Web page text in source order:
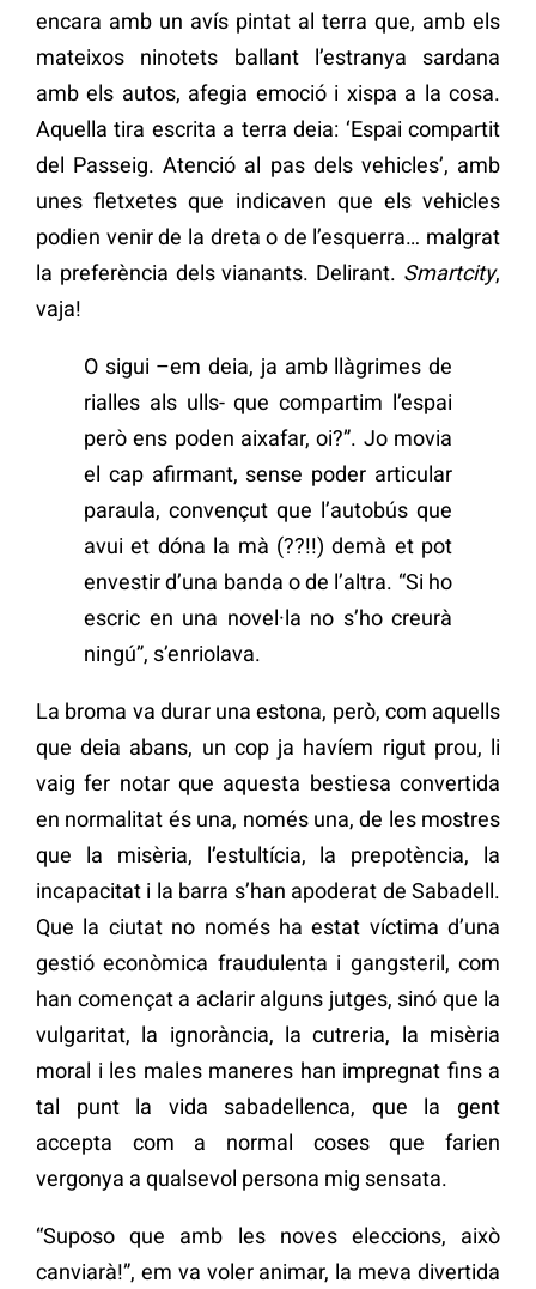
encara amb un avís pintat al terra que, amb els
mateixos ninotets ballant l’estranya sardana
amb els autos, afegia emoció i xispa a la cosa.
Aquella tira escrita a terra deia: ‘Espai compartit
del Passeig. Atenció al pas dels vehicles’, amb
unes fletxetes que indicaven que els vehicles
podien venir de la dreta o de l’esquerra… malgrat
la preferència dels vianants. Delirant. Smartcity,
vaja!
O sigui –em deia, ja amb llàgrimes de
rialles als ulls- que compartim l’espai
però ens poden aixafar, oi?”. Jo movia
el cap afirmant, sense poder articular
paraula, convençut que l’autobús que
avui et dóna la mà (??!!) demà et pot
envestir d’una banda o de l’altra. “Si ho
escric en una novel·la no s’ho creurà
ningú”, s’enriolava.
La broma va durar una estona, però, com aquells
que deia abans, un cop ja havíem rigut prou, li
vaig fer notar que aquesta bestiesa convertida
en normalitat és una, només una, de les mostres
que la misèria, l’estultícia, la prepotència, la
incapacitat i la barra s’han apoderat de Sabadell.
Que la ciutat no només ha estat víctima d’una
gestió econòmica fraudulenta i gangsteril, com
han començat a aclarir alguns jutges, sinó que la
vulgaritat, la ignorància, la cutreria, la misèria
moral i les males maneres han impregnat fins a
tal punt la vida sabadellenca, que la gent
accepta com a normal coses que farien
vergonya a qualsevol persona mig sensata.
“Suposo que amb les noves eleccions, això
canviarà!”, em va voler animar, la meva divertida